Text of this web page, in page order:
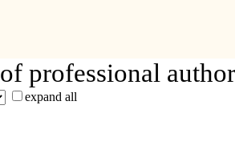
professional
expand all